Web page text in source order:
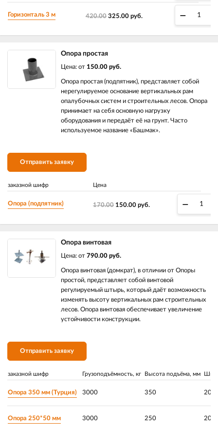
Горизонталь 3 м 420.00 325.00 руб. –
Опора простая
Цена: от 150.00 руб.
Опора простая (подпятник), представляет собой
нерегулируемое основание вертикальных рам
опалубочных систем и строительных лесов. Опора
принимает на себя основную нагрузку
оборудования и передаёт её на грунт. Часто
используемое название «Башмак».
Отправить заявку
заказной шифр Цена
Опора (подпятник) 170.00 150.00 руб. –
Опора винтовая
Цена: от 790.00 руб.
Опора винтовая (домкрат), в отличии от Опоры
простой, представляет собой винтовой
регулируемый штырь, который даёт возможность
изменять высоту вертикальных рам строительных
лесов. Опора винтовая обеспечивает увеличение
устойчивости конструкции.
Отправить заявку
заказной шифр Грузоподъёмность, кг Высота подъёма, мм
Опора 350 мм (Турция) 3000 350 20
Опора 250*50 мм 3000 250 20